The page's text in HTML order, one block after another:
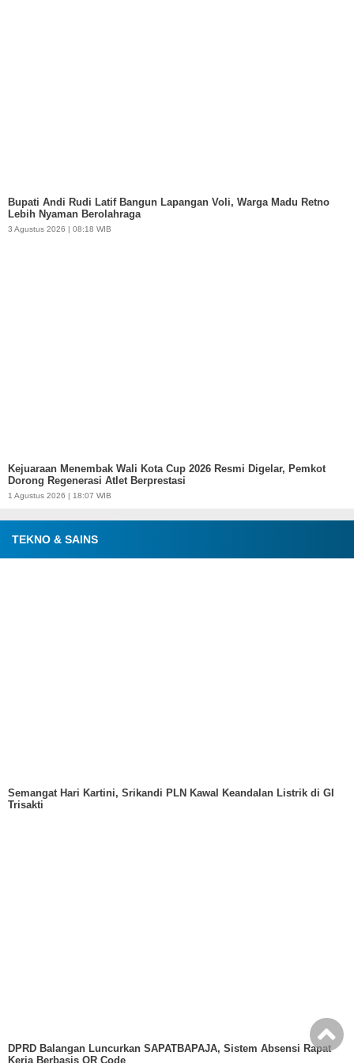
Bupati Andi Rudi Latif Bangun Lapangan Voli, Warga Madu Retno
Lebih Nyaman Berolahraga
3 Agustus 2026 | 08:18 WIB
Kejuaraan Menembak Wali Kota Cup 2026 Resmi Digelar, Pemkot
Dorong Regenerasi Atlet Berprestasi
1 Agustus 2026 | 18:07 WIB
TEKNO & SAINS
Semangat Hari Kartini, Srikandi PLN Kawal Keandalan Listrik di GI
Trisakti
DPRD Balangan Luncurkan SAPATBAPAJA, Sistem Absensi Rapat
Kerja Berbasis QR Code